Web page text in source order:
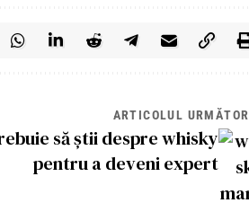
ARTICOLUL URMĂTOR
să știi despre whisky
pentru a deveni expert